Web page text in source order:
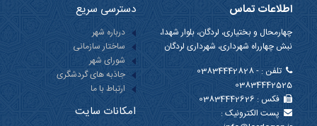
اطلاعات تماس
چهارمحال و بختیاری، لردگان، بلوار شهدا،
نبش چهارراه شهرداری، شهرداری لردگان
تلفن : 03834442828 -
03834442525
فکس : 03834442626
پست الکترونیک :
دسترسی سریع
درباره شهر
ساختار سازمانی
شورای شهر
جاذبه های گردشگری
ارتباط با ما
امکانات سایت